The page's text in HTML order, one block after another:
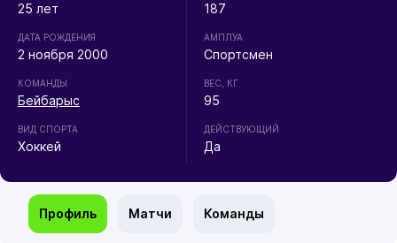
25 лет
ДАТА РОЖДЕНИЯ
2 ноября 2000
КОМАНДЫ
Бейбарыс
ВИД СПОРТА
Хоккей
187
АМПЛУА
Спортсмен
ВЕС, КГ
95
ДЕЙСТВУЮЩИЙ
Да
Профиль Матчи Команды